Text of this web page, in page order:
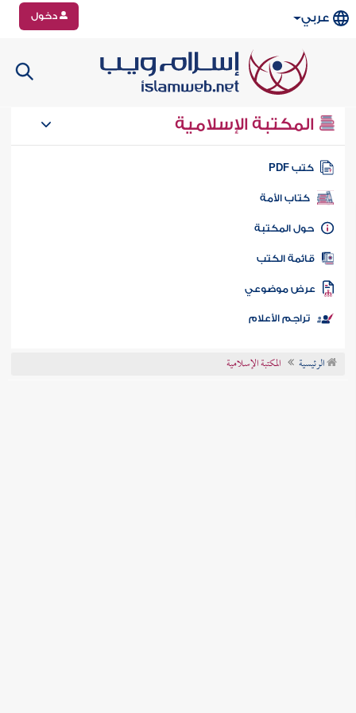
عربي دخول
المكتبة الإسلامية
كتب PDF
كتاب الأمة
المكتبة
الكتب
موضوعي
تراجم الأعلام
الرئيسية المكتبة الإسلامية